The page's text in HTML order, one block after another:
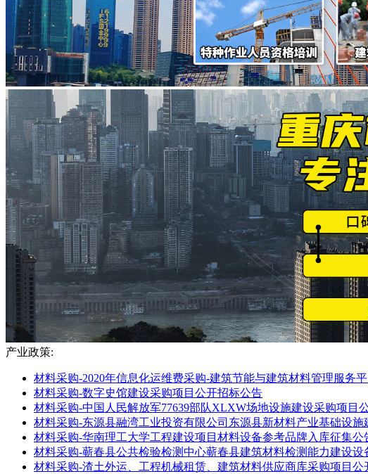
产业政策:
材料采购-2020年信息化运维费采购-建筑节能与建筑材料管理服务
材料采购-数字史馆建设采购项目公开招标公告
材料采购-中国人民解放军77639部队XLXW场地设施建设采购项目
材料采购-东源县融湾工业投资有限公司东源县新材料产业基础设
材料采购-华南理工大学工程建设项目材料设备参考品牌入库征集公
材料采购-蕲春县公共检验检测中心蕲春县建筑材料检测能力建设
材料采购-渣土外运、工程机械租赁、建筑材料供应商库采购项目公